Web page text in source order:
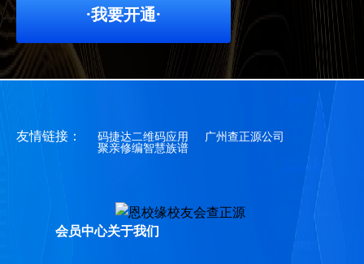
·我要开通·
友情链接： 码捷达二维码应用 广州查正源公司
聚亲修编智慧族谱
会员中心关于我们